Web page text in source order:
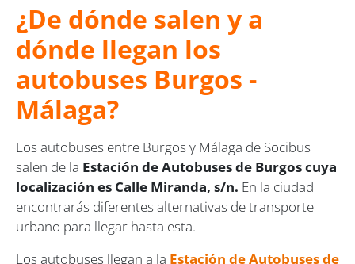
¿De dónde salen y a
dónde llegan los
autobuses Burgos -
Málaga?
Los autobuses entre Burgos y Málaga de Socibus
salen de la Estación de Autobuses de Burgos cuya
localización es Calle Miranda, s/n. En la ciudad
encontrarás diferentes alternativas de transporte
urbano para llegar hasta esta.
Los autobuses llegan a la Estación de Autobuses de